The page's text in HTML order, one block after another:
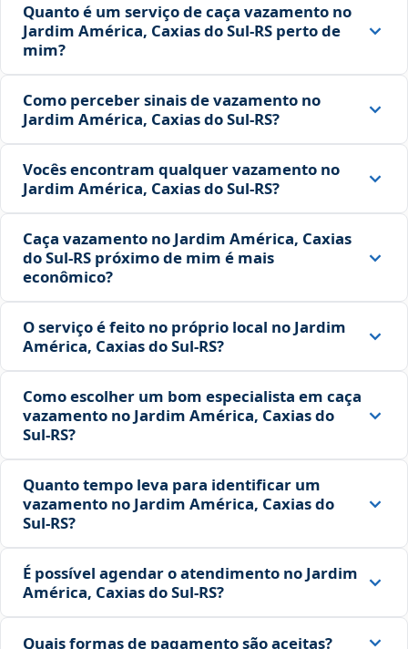
Quanto é um serviço de caça vazamento no
Jardim América, Caxias do Sul‑RS perto de
mim?
Como perceber sinais de vazamento no
Jardim América, Caxias do Sul‑RS?
Vocês encontram qualquer vazamento no
Jardim América, Caxias do Sul‑RS?
Caça vazamento no Jardim América, Caxias
do Sul‑RS próximo de mim é mais
econômico?
O serviço é feito no próprio local no Jardim
América, Caxias do Sul‑RS?
Como escolher um bom especialista em caça
vazamento no Jardim América, Caxias do
Sul‑RS?
Quanto tempo leva para identificar um
vazamento no Jardim América, Caxias do
Sul‑RS?
É possível agendar o atendimento no Jardim
América, Caxias do Sul‑RS?
Quais formas de pagamento são aceitas?